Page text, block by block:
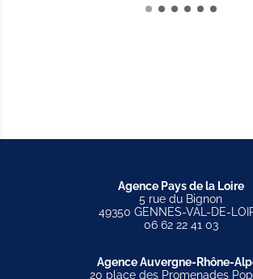
Agence Pays de la Loire
5 rue du Bignon
49350 GENNES-VAL-DE-
06 62 22 41 03
Agence Auvergne-Rhône-
20 place des Promenades